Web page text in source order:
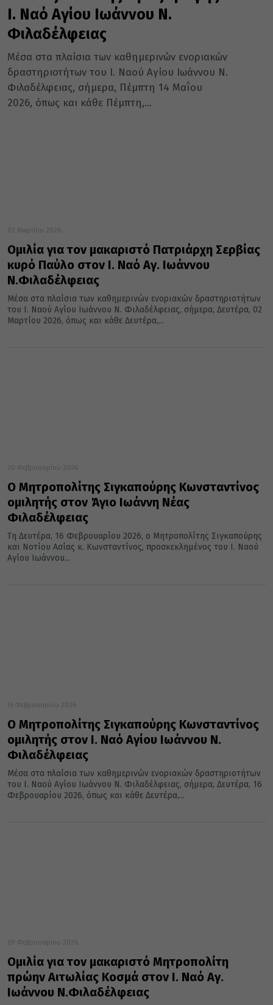
Ι. Ναό Αγίου Ιωάννου Ν.
Φιλαδέλφειας
Μέσα στα πλαίσια των καθημερινών ενοριακών
δραστηριοτήτων του Ι. Ναού Αγίου Ιωάννου Ν.
Φιλαδέλφειας, σήμερα, Πέμπτη 14 Μαΐου
2026, όπως και κάθε Πέμπτη,...
02 Μαρτίου 2026
Ομιλία για τον μακαριστό Πατριάρχη Σερβίας
κυρό Παύλο στον Ι. Ναό Αγ. Ιωάννου
Ν.Φιλαδέλφειας
Μέσα στα πλαίσια των καθημερινών ενοριακών δραστηριοτήτων
του Ι. Ναού Αγίου Ιωάννου Ν. Φιλαδέλφειας, σήμερα, Δευτέρα, 02
Μαρτίου 2026, όπως και κάθε Δευτέρα,...
20 Φεβρουαρίου 2026
Ο Μητροπολίτης Σιγκαπούρης Κωνσταντίνος
ομιλητής στον Άγιο Ιωάννη Νέας
Φιλαδέλφειας
Τη Δευτέρα, 16 Φεβρουαρίου 2026, ο Μητροπολίτης Σιγκαπούρης
και Νοτίου Ασίας κ. Κωνσταντίνος, προσκεκλημένος του Ι. Ναού
Αγίου Ιωάννου...
16 Φεβρουαρίου 2026
Ο Μητροπολίτης Σιγκαπούρης Κωνσταντίνος
ομιλητής στον Ι. Ναό Αγίου Ιωάννου Ν.
Φιλαδέλφειας
Μέσα στα πλαίσια των καθημερινών ενοριακών δραστηριοτήτων
του Ι. Ναού Αγίου Ιωάννου Ν. Φιλαδέλφειας, σήμερα, Δευτέρα, 16
Φεβρουαρίου 2026, όπως και κάθε Δευτέρα,...
09 Φεβρουαρίου 2026
Ομιλία για τον μακαριστό Μητροπολίτη
πρώην Αιτωλίας Κοσμά στον Ι. Ναό Αγ.
Ιωάννου Ν.Φιλαδέλφειας